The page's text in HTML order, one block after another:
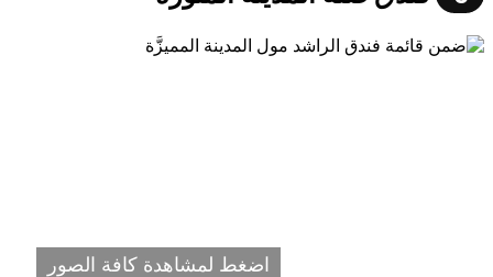
اضغط لمشاهدة كافة الصور